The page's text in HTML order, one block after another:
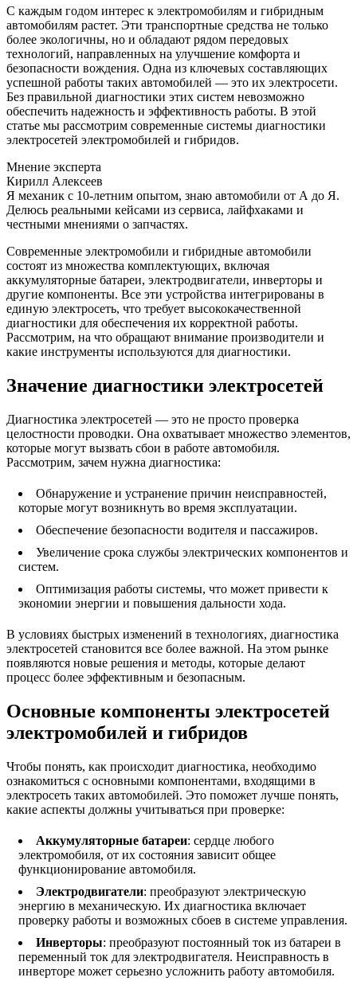
С каждым годом интерес к электромобилям и гибридным
автомобилям растет. Эти транспортные средства не только
более экологичны, но и обладают рядом передовых
технологий, направленных на улучшение комфорта и
безопасности вождения. Одна из ключевых составляющих
успешной работы таких автомобилей — это их электросети.
Без правильной диагностики этих систем невозможно
обеспечить надежность и эффективность работы. В этой
статье мы рассмотрим современные системы диагностики
электросетей электромобилей и гибридов.
Мнение эксперта
Кирилл Алексеев
Я механик с 10-летним опытом, знаю автомобили от А до Я.
Делюсь реальными кейсами из сервиса, лайфхаками и
честными мнениями о запчастях.
Современные электромобили и гибридные автомобили
состоят из множества комплектующих, включая
аккумуляторные батареи, электродвигатели, инверторы и
другие компоненты. Все эти устройства интегрированы в
единую электросеть, что требует высококачественной
диагностики для обеспечения их корректной работы.
Рассмотрим, на что обращают внимание производители и
какие инструменты используются для диагностики.
Значение диагностики электросетей
Диагностика электросетей — это не просто проверка
целостности проводки. Она охватывает множество элементов,
которые могут вызвать сбои в работе автомобиля.
Рассмотрим, зачем нужна диагностика:
Обнаружение и устранение причин неисправностей,
которые могут возникнуть во время эксплуатации.
Обеспечение безопасности водителя и пассажиров.
Увеличение срока службы электрических компонентов и
систем.
Оптимизация работы системы, что может привести к
экономии энергии и повышения дальности хода.
В условиях быстрых изменений в технологиях, диагностика
электросетей становится все более важной. На этом рынке
появляются новые решения и методы, которые делают
процесс более эффективным и безопасным.
Основные компоненты электросетей
электромобилей и гибридов
Чтобы понять, как происходит диагностика, необходимо
ознакомиться с основными компонентами, входящими в
электросеть таких автомобилей. Это поможет лучше понять,
какие аспекты должны учитываться при проверке:
Аккумуляторные батареи: сердце любого
электромобиля, от их состояния зависит общее
функционирование автомобиля.
Электродвигатели: преобразуют электрическую
энергию в механическую. Их диагностика включает
проверку работы и возможных сбоев в системе управления.
Инверторы: преобразуют постоянный ток из батареи в
переменный ток для электродвигателя. Неисправность в
инверторе может серьезно усложнить работу автомобиля.